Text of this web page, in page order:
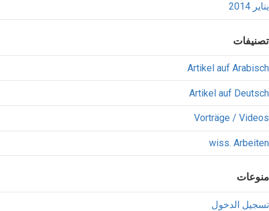
يناير 2014
تصنيفات
Artikel auf Arabisch
Artikel auf Deutsch
Vorträge / Videos
wiss. Arbeiten
منوعات
تسجيل الدخول